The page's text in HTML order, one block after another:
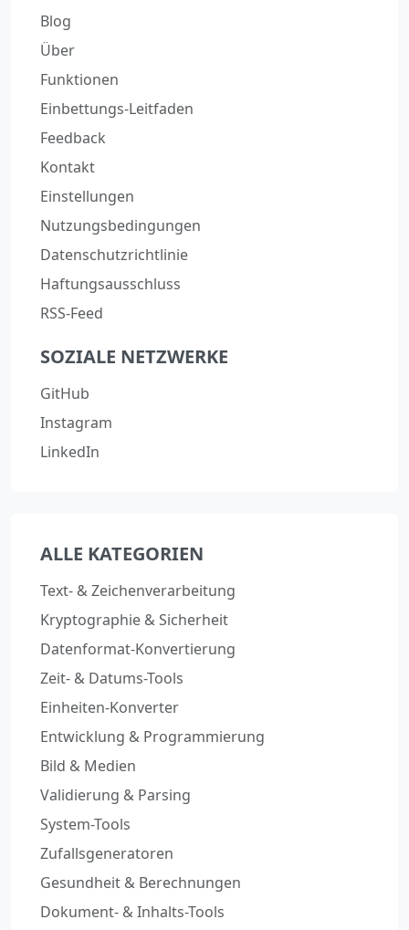
Blog
Über
Funktionen
Einbettungs-Leitfaden
Feedback
Kontakt
Einstellungen
Nutzungsbedingungen
Datenschutzrichtlinie
Haftungsausschluss
RSS-Feed
SOZIALE NETZWERKE
GitHub
Instagram
LinkedIn
ALLE KATEGORIEN
Text- & Zeichenverarbeitung
Kryptographie & Sicherheit
Datenformat-Konvertierung
Zeit- & Datums-Tools
Einheiten-Konverter
Entwicklung & Programmierung
Bild & Medien
Validierung & Parsing
System-Tools
Zufallsgeneratoren
Gesundheit & Berechnungen
Dokument- & Inhalts-Tools